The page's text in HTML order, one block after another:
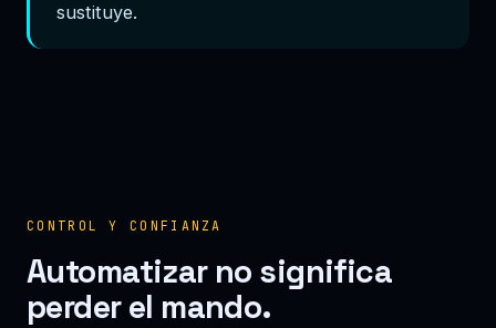
sustituye.
CONTROL Y CONFIANZA
Automatizar no significa
perder el mando.